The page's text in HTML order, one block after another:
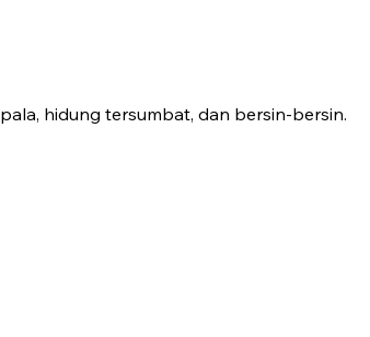
hidung tersumbat, dan bersin-bersin.